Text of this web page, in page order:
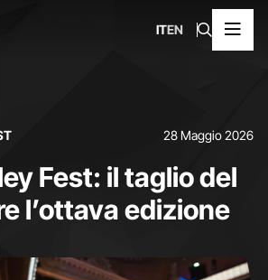
ITEN
28 Maggio 2026
Fest: il taglio del
l’ottava edizione